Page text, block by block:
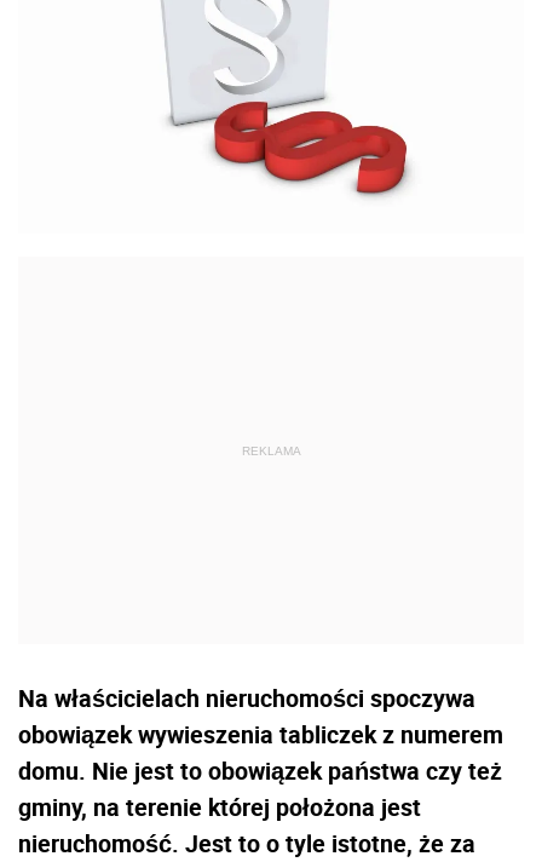
Na właścicielach nieruchomości spoczywa
obowiązek wywieszenia tabliczek z numerem
domu. Nie jest to obowiązek państwa czy też
gminy, na terenie której położona jest
nieruchomość. Jest to o tyle istotne, że za